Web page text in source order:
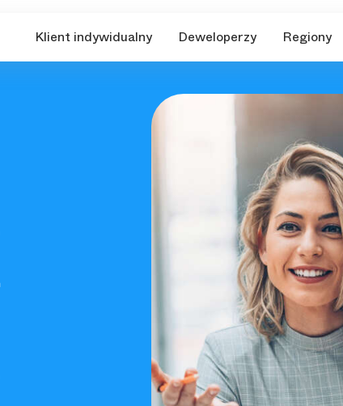
Klient indywidualny Deweloperzy Regiony